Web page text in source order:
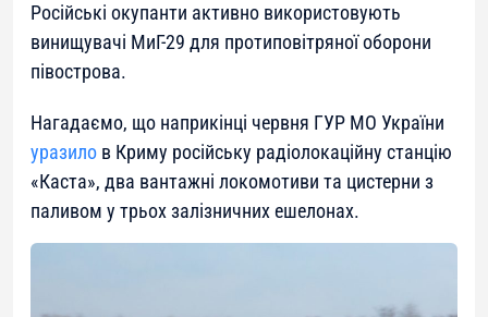
Російські окупанти активно використовують
винищувачі МиГ-29 для протиповітряної оборони
півострова.
Нагадаємо, що наприкінці червня ГУР МО України
уразило в Криму російську радіолокаційну станцію
«Каста», два вантажні локомотиви та цистерни з
паливом у трьох залізничних ешелонах.